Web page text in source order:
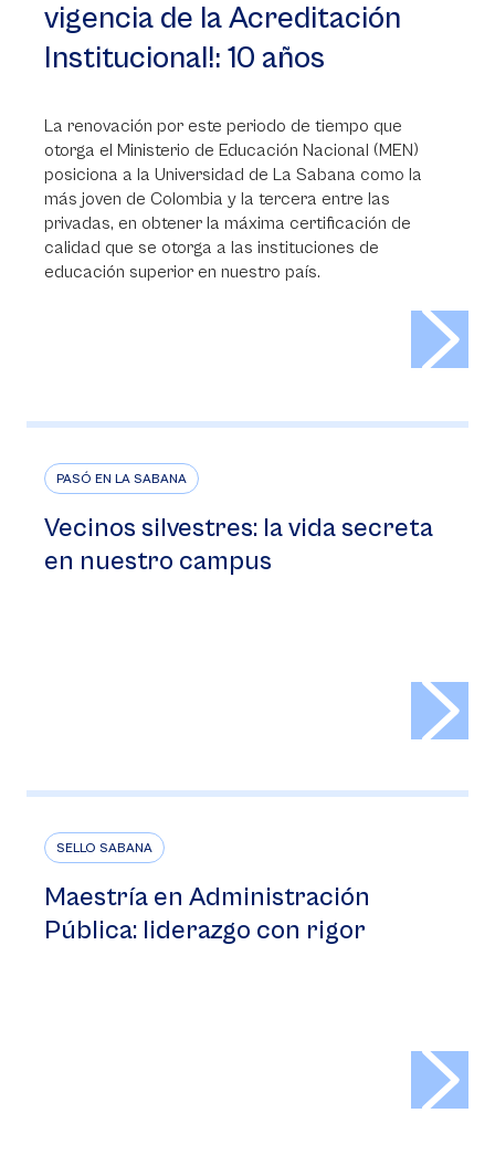
vigencia de la Acreditación
Institucional!: 10 años
La renovación por este periodo de tiempo que
otorga el Ministerio de Educación Nacional (MEN)
posiciona a la Universidad de La Sabana como la
más joven de Colombia y la tercera entre las
privadas, en obtener la máxima certificación de
calidad que se otorga a las instituciones de
educación superior en nuestro país.
PASÓ EN LA SABANA
Vecinos silvestres: la vida secreta
en nuestro campus
SELLO SABANA
Maestría en Administración
Pública: liderazgo con rigor